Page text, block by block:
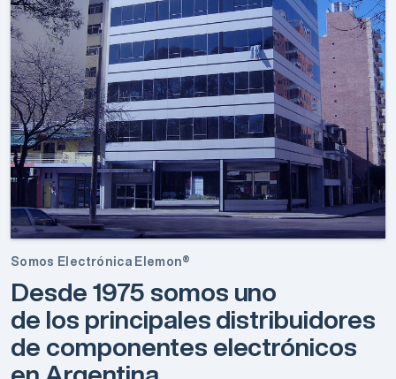
Somos Electrónica Elemon®
Desde 1975 somos uno
de los principales distribuidores
de componentes electrónicos